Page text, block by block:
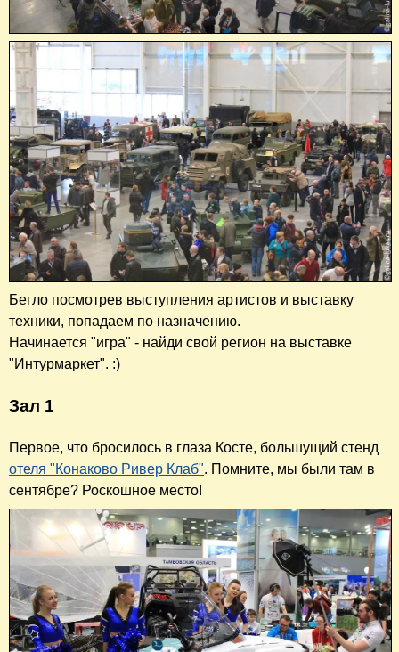
Бегло посмотрев выступления артистов и выставку
техники, попадаем по назначению.
Начинается "игра" - найди свой регион на выставке
"Интурмаркет". :)
Зал 1
Первое, что бросилось в глаза Косте, большущий стенд
отеля "Конаково Ривер Клаб". Помните, мы были там в
сентябре? Роскошное место!